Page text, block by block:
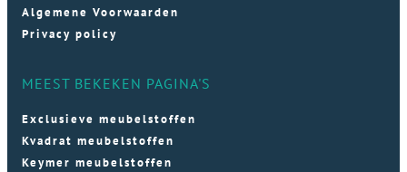
Algemene Voorwaarden
Privacy policy
MEEST BEKEKEN PAGINA'S
Exclusieve meubelstoffen
Kvadrat meubelstoffen
Keymer meubelstoffen